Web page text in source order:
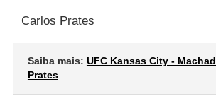
Carlos Prates
Saiba mais: UFC Kansas City -
Prates